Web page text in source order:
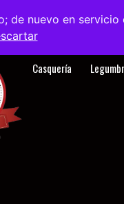
nuevo en
ES
Casquería